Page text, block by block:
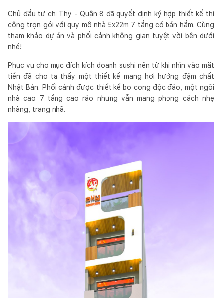
Chủ đầu tư chị Thy - Quận 8 đã quyết định ký hợp thiết kế thi
công trọn gói với quy mô nhà 5x22m 7 tầng có bán hầm. Cùng
tham khảo dự án và phối cảnh không gian tuyệt vời bên dưới
nhé!
Phục vụ cho mục đích kích doanh sushi nên từ khi nhìn vào mặt
tiền đã cho ta thấy một thiết kế mang hơi hướng đậm chất
Nhật Bản. Phối cảnh được thiết kế bo cong độc đáo, một ngôi
nhà cao 7 tầng cao ráo nhưng vẫn mang phong cách nhẹ
nhàng, trang nhã.